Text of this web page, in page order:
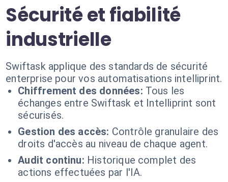
Sécurité et fiabilité
industrielle
Swiftask applique des standards de sécurité
enterprise pour vos automatisations intelliprint.
Chiffrement des données: Tous les
échanges entre Swiftask et Intelliprint sont
sécurisés.
Gestion des accès: Contrôle granulaire des
droits d'accès au niveau de chaque agent.
Audit continu: Historique complet des
actions effectuées par l'IA.